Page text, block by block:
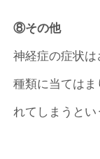
⑧その他
神経症の症状
種類に当ては
れてしまうとい